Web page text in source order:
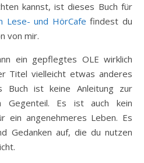
kannst, ist dieses Buch für
Lese- und HörCafe findest du
von mir.
ein gepflegtes OLE wirklich
Titel vielleicht etwas anderes
Buch ist keine Anleitung zur
Gegenteil. Es ist auch kein
ein angenehmeres Leben. Es
Gedanken auf, die du nutzen